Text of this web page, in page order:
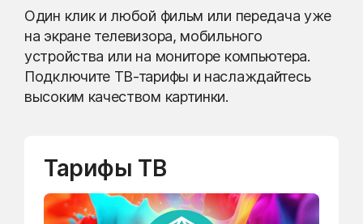
Один клик и любой фильм или передача уже
на экране телевизора, мобильного
устройства или на мониторе компьютера.
Подключите ТВ-тарифы и наслаждайтесь
высоким качеством картинки.
Тарифы ТВ